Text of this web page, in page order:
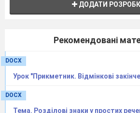
ДОДАТИ
Рекомендовані
DOCX
Урок "Прикметник. Відмінкові
DOCX
Тема. Розділові знаки у простих